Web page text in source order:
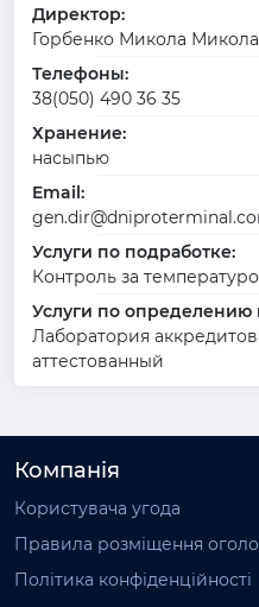
Директор:
Горбенко Микола
Телефоны:
38(050) 490 36 35
Хранение:
насыпью
Email:
Услуги по подработке:
Контроль за
Услуги по определению
Лаборатория
аттестованный
Компанія
Користувача угода
Правила розміщення
Політика конфіденційності